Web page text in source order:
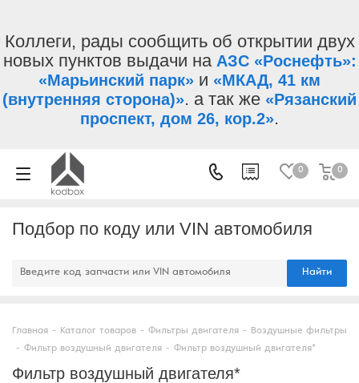
Коллеги, рады сообщить об открытии двух
новых пунктов выдачи на АЗС «Роснефть»:
«Марьинский парк» и «МКАД, 41 км
(внутренняя сторона)». а так же «Рязанский
проспект, дом 26, кор.2».
0 0
Подбор по коду или VIN автомобиля
Найти
Главная - Каталог товаров - Фильтры двигателя -
Воздушные фильтры
- Фильтр воздушный двигателя - Фильтр воздушный двигателя*
Фильтр воздушный двигателя*